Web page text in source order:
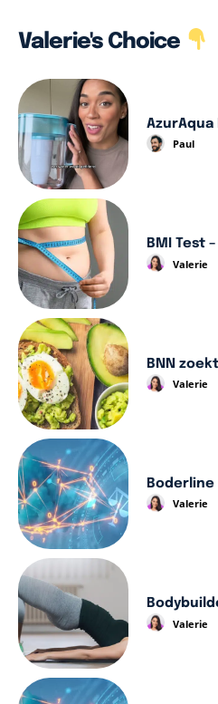
Valerie's Choice
AzurAqua
Paul
BMI Test
Valerie
BNN
Valerie
Boderline
Valerie
Valerie